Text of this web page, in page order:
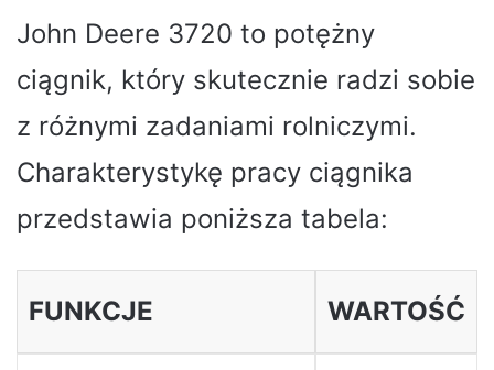
John Deere 3720 to potężny
ciągnik, który skutecznie radzi sobie
z różnymi zadaniami rolniczymi.
Charakterystykę pracy ciągnika
przedstawia poniższa tabela:
FUNKCJE WARTOŚĆ